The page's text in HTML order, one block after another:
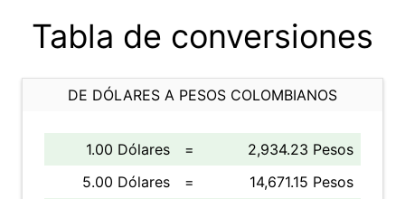
Tabla de conversiones
DE DÓLARES A PESOS COLOMBIANOS
1.00 Dólares =
2,934.23 Pesos
5.00 Dólares
=
14,671.15 Pesos